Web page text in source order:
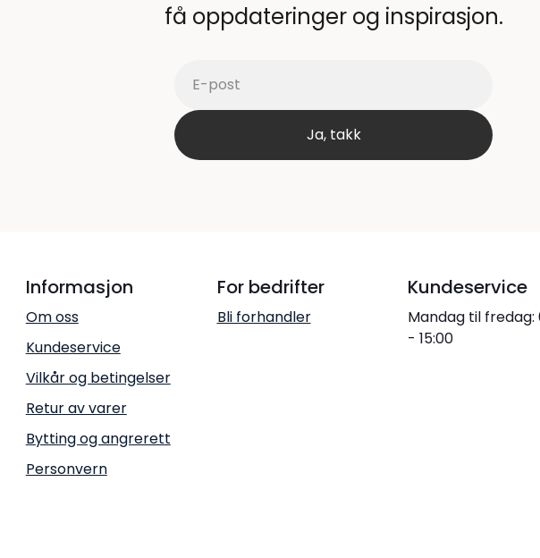
få oppdateringer og inspirasjon.
Informasjon
Om oss
Kundeservice
Vilkår og betingelser
Retur av varer
Bytting og angrerett
Personvern
For bedrifter
Bli forhandler
Kundeservice
Mandag til fredag:
- 15:00